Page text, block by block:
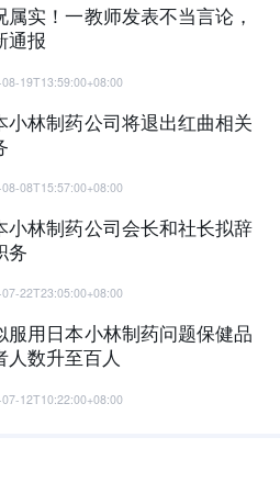
属实！一教师发表不当言论，
通报
19T13:59:00+08:00
小林制药公司将退出红曲相关
08T15:57:00+08:00
小林制药公司会长和社长拟辞
务
22T23:05:00+08:00
服用日本小林制药问题保健品
人数升至百人
12T10:22:00+08:00